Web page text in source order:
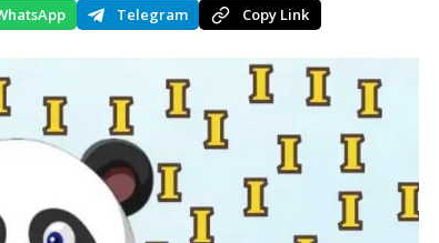
Telegram Copy Link